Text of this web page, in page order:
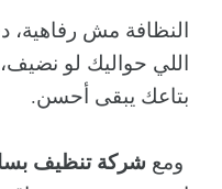
بتاعك يبقى أحسن.
شركة تنظيف